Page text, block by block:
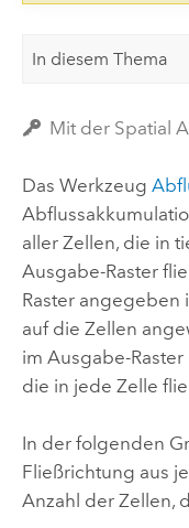
In diesem Thema
Mit der Spatial
Das Werkzeug
aller Zellen, die in
Ausgabe-Raster
Raster angegeben
auf die Zellen
im Ausgabe-
die in jede Zelle
In der folgenden
Fließrichtung aus
Anzahl der Zellen,